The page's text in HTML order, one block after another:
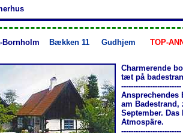
Bornholm Bækken 11 Gudhjem TOP-
Charmerende
tæt på
-------------------------
Ansprechendes
am
September.
Atmospäre.
-------------------------